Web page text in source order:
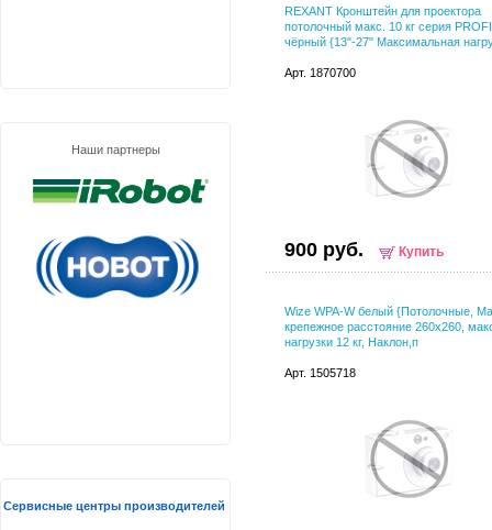
REXANT Кронштейн для проектора
потолочный макс. 10 кг серия PROFI
чёрный {13"-27" Максимальная
Арт. 1870700
900 руб. Купить
Wize WPA-W белый {Потолочные,
крепежное расстояние 260х260,
нагрузки 12 кг, Наклон,п
Арт. 1505718
Наши партнеры
Сервисные центры производителей